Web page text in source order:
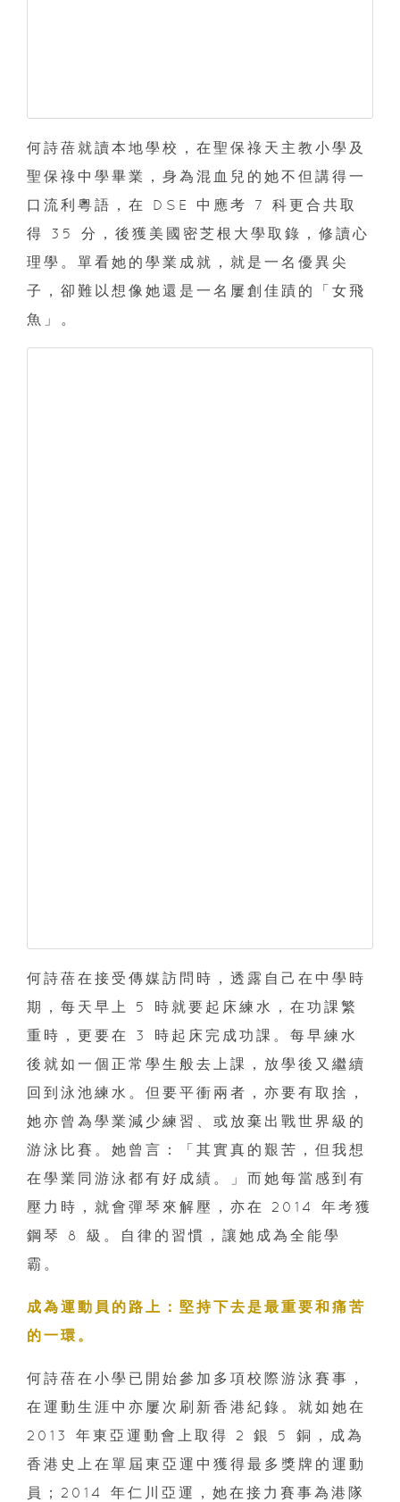
何詩蓓就讀本地學校，在聖保祿天主教小學及
聖保祿中學畢業，身為混血兒的她不但講得一
口流利粵語，在 DSE 中應考 7 科更合共取
得 35 分，後獲美國密芝根大學取錄，修讀心
理學。單看她的學業成就，就是一名優異尖
子，卻難以想像她還是一名屢創佳蹟的「女飛
魚」。
何詩蓓在接受傳媒訪問時，透露自己在中學時
期，每天早上 5 時就要起床練水，在功課繁
重時，更要在 3 時起床完成功課。每早練水
後就如一個正常學生般去上課，放學後又繼續
回到泳池練水。但要平衝兩者，亦要有取捨，
她亦曾為學業減少練習、或放棄出戰世界級的
游泳比賽。她曾言：「其實真的艱苦，但我想
在學業同游泳都有好成績。」而她每當感到有
壓力時，就會彈琴來解壓，亦在 2014 年考獲
鋼琴 8 級。自律的習慣，讓她成為全能學
霸。
成為運動員的路上：堅持下去是最重要和痛苦
的一環。
何詩蓓在小學已開始參加多項校際游泳賽事，
在運動生涯中亦屢次刷新香港紀錄。就如她在
2013 年東亞運動會上取得 2 銀 5 銅，成為
香港史上在單屆東亞運中獲得最多獎牌的運動
員；2014 年仁川亞運，她在接力賽事為港隊